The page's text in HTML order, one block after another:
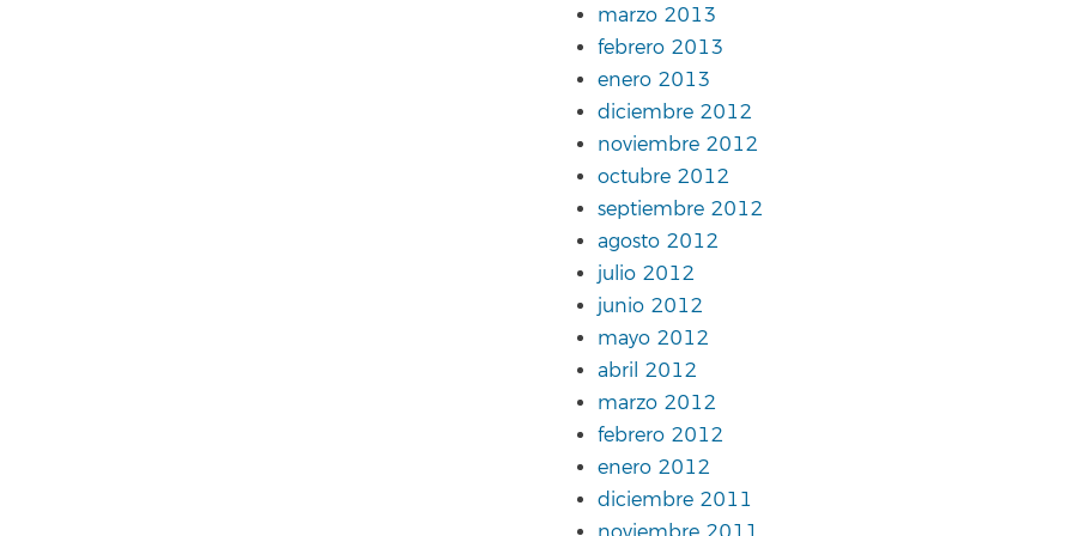
marzo 2013
febrero 2013
enero 2013
diciembre 2012
noviembre 2012
octubre 2012
septiembre 2012
agosto 2012
julio 2012
junio 2012
mayo 2012
abril 2012
marzo 2012
febrero 2012
enero 2012
diciembre 2011